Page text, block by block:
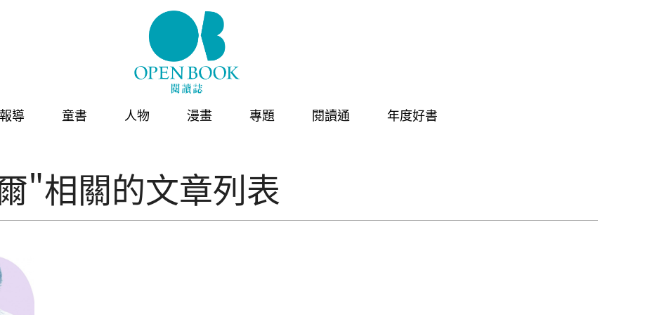
報導 童書 人物 漫畫 專題 閱讀通 年度好書
"相關的文章列表